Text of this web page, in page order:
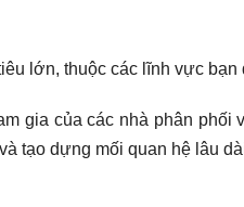
lớn, thuộc các lĩnh vực bạn
gia của các nhà phân phối
tạo dựng mối quan hệ lâu